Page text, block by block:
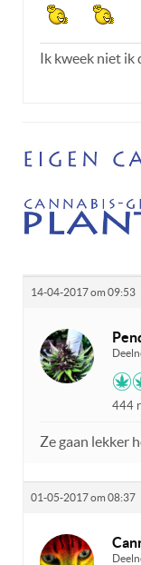
Ik kweek niet ik
14-04-2017 om 09:53
444
Ze gaan lekker
01-05-2017 om 08:37